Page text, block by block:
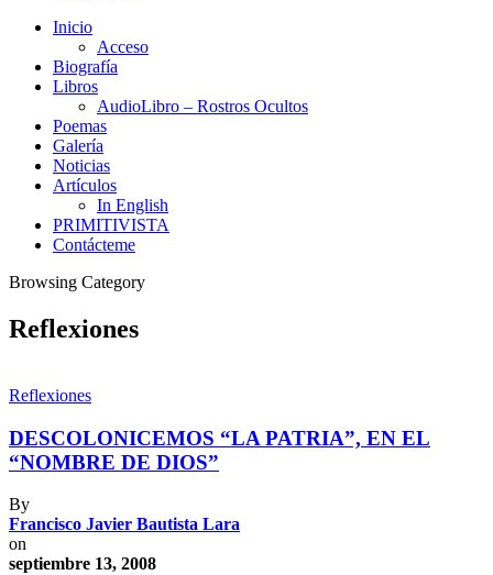
Inicio
Acceso
Biografía
Libros
AudioLibro – Rostros Ocultos
Poemas
Galería
Noticias
Artículos
In English
PRIMITIVISTA
Contácteme
Browsing Category
Reflexiones
Reflexiones
DESCOLONICEMOS “LA PATRIA”, EN EL
“NOMBRE DE DIOS”
By
Francisco Javier Bautista Lara
on
septiembre 13, 2008